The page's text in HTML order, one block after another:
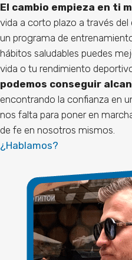
El cambio empieza en ti
vida a corto plazo a través
un programa de
hábitos saludables puedes
vida o tu rendimiento
podemos conseguir
encontrando la confianza en
nos falta para poner en
de fe en nosotros mismos.
¿Hablamos?